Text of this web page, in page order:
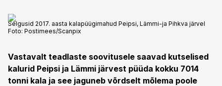
Selgusid 2017. aasta kalapüügimahud Peipsi, Lämmi-ja Pihkva järvel
Foto: Postimees/Scanpix
Vastavalt teadlaste soovitusele saavad kutselised
kalurid Peipsi ja Lämmi järvest püüda kokku 7014
tonni kala ja see jaguneb võrdselt mõlema poole